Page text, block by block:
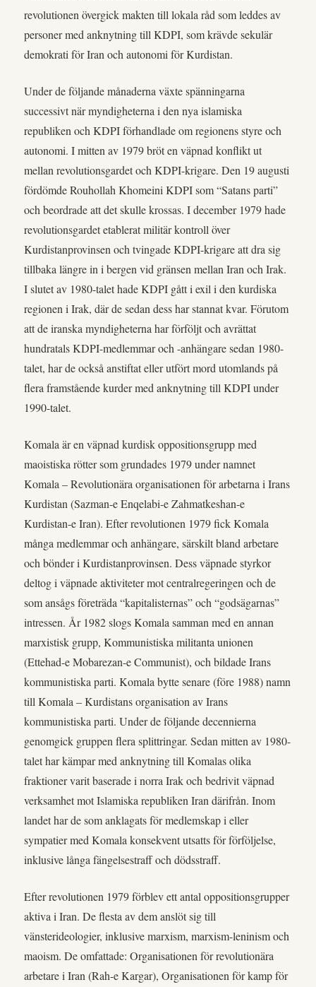
revolutionen övergick makten till lokala råd som leddes av
personer med anknytning till KDPI, som krävde sekulär
demokrati för Iran och autonomi för Kurdistan.
Under de följande månaderna växte spänningarna
successivt när myndigheterna i den nya islamiska
republiken och KDPI förhandlade om regionens styre och
autonomi. I mitten av 1979 bröt en väpnad konflikt ut
mellan revolutionsgardet och KDPI-krigare. Den 19 augusti
fördömde Rouhollah Khomeini KDPI som “Satans parti”
och beordrade att det skulle krossas. I december 1979 hade
revolutionsgardet etablerat militär kontroll över
Kurdistanprovinsen och tvingade KDPI-krigare att dra sig
tillbaka längre in i bergen vid gränsen mellan Iran och Irak.
I slutet av 1980-talet hade KDPI gått i exil i den kurdiska
regionen i Irak, där de sedan dess har stannat kvar. Förutom
att de iranska myndigheterna har förföljt och avrättat
hundratals KDPI-medlemmar och -anhängare sedan 1980-
talet, har de också anstiftat eller utfört mord utomlands på
flera framstående kurder med anknytning till KDPI under
1990-talet.
Komala är en väpnad kurdisk oppositionsgrupp med
maoistiska rötter som grundades 1979 under namnet
Komala – Revolutionära organisationen för arbetarna i Irans
Kurdistan (Sazman-e Enqelabi-e Zahmatkeshan-e
Kurdistan-e Iran). Efter revolutionen 1979 fick Komala
många medlemmar och anhängare, särskilt bland arbetare
och bönder i Kurdistanprovinsen. Dess väpnade styrkor
deltog i väpnade aktiviteter mot centralregeringen och de
som ansågs företräda “kapitalisternas” och “godsägarnas”
intressen. År 1982 slogs Komala samman med en annan
marxistisk grupp, Kommunistiska militanta unionen
(Ettehad-e Mobarezan-e Communist), och bildade Irans
kommunistiska parti. Komala bytte senare (före 1988) namn
till Komala – Kurdistans organisation av Irans
kommunistiska parti. Under de följande decennierna
genomgick gruppen flera splittringar. Sedan mitten av 1980-
talet har kämpar med anknytning till Komalas olika
fraktioner varit baserade i norra Irak och bedrivit väpnad
verksamhet mot Islamiska republiken Iran därifrån. Inom
landet har de som anklagats för medlemskap i eller
sympatier med Komala konsekvent utsatts för förföljelse,
inklusive långa fängelsestraff och dödsstraff.
Efter revolutionen 1979 förblev ett antal oppositionsgrupper
aktiva i Iran. De flesta av dem anslöt sig till
vänsterideologier, inklusive marxism, marxism-leninism och
maoism. De omfattade: Organisationen för revolutionära
arbetare i Iran (Rah-e Kargar), Organisationen för kamp för